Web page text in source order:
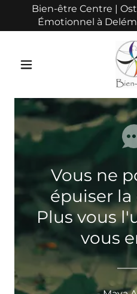
Bien-être Centre |
Émotionnel à
Vous ne
épuiser
Plus vous
vous